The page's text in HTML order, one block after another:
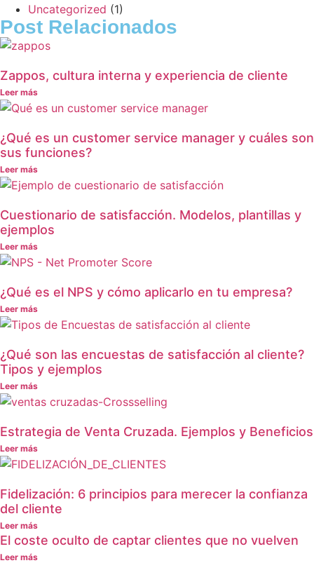
Uncategorized (1)
Post Relacionados
Zappos, cultura interna y experiencia de cliente
Leer más
¿Qué es un customer service manager y cuáles son
sus funciones?
Leer más
Cuestionario de satisfacción. Modelos, plantillas y
ejemplos
Leer más
¿Qué es el NPS y cómo aplicarlo en tu empresa?
Leer más
¿Qué son las encuestas de satisfacción al cliente?
Tipos y ejemplos
Leer más
Estrategia de Venta Cruzada. Ejemplos y Beneficios
Leer más
Fidelización: 6 principios para merecer la confianza
del cliente
Leer más
El coste oculto de captar clientes que no vuelven
Leer más